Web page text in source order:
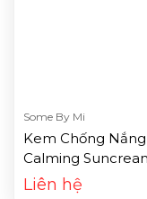
Some By Mi
Kem Chống
Calming
Liên hệ